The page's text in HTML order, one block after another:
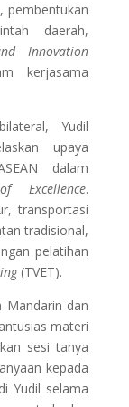
pembentukan
daerah,
Innovation
kerjasama
Yudil
upaya
dalam
Excellence.
transportasi
tradisional,
pelatihan
(TVET).
Mandarin dan
materi
sesi tanya
kepada
Yudil selama